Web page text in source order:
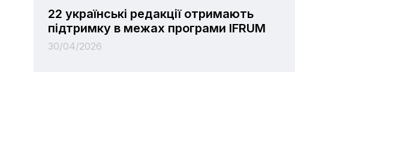
22 українські редакції отримають
підтримку в межах програми IFRUM
30/04/2026